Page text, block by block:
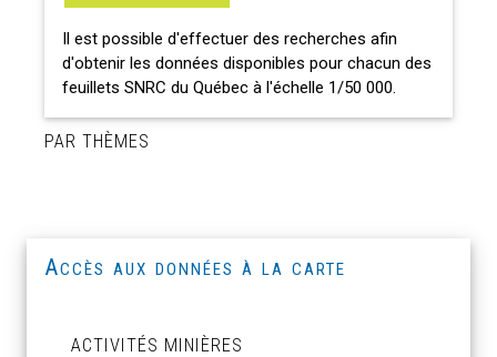
Il est possible d'effectuer des recherches afin
d'obtenir les données disponibles pour chacun des
feuillets SNRC du Québec à l'échelle 1/50 000.
PAR THÈMES
Accès aux données à la carte
ACTIVITÉS MINIÈRES